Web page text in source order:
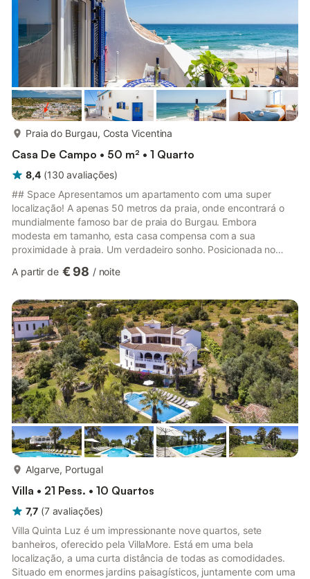
Praia do Burgau, Costa Vicentina
Casa De Campo • 50 m² • 1 Quarto
8,4 (130 avaliações)
## Space Apresentamos um apartamento com uma super
localização! A apenas 50 metros da praia, onde encontrará o
mundialmente famoso bar de praia do Burgau. Embora
modesta em tamanho, esta casa compensa com a sua
proximidade à praia. Um verdadeiro sonho. Posicionada no
becos charmosos e uma panóplia de restaurantes
ouvir as ondas e acorde com a paz e o ritmo da vida na aldeia.
O Burgau é uma verdadeira jóia que manteve o seu encanto
tradicional. Algumas das melhores praias (...
A partir de € 98 / noite
Algarve, Portugal
Villa • 21 Pess. • 10 Quartos
7,7 (7 avaliações)
Villa Quinta Luz é um impressionante nove quartos, sete
banheiros, oferecido pela VillaMore. Está em uma bela
localização, a uma curta distância de todas as comodidades.
Situado em enormes jardins paisagísticos, juntamente com uma